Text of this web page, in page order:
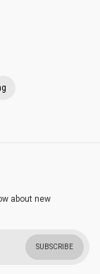
about new
SUBSCRIBE